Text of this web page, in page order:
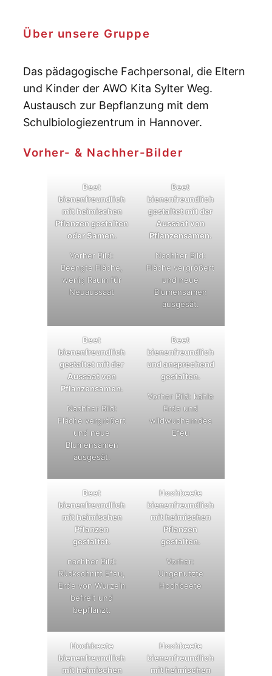
Über unsere Gruppe
Das pädagogische Fachpersonal, die Eltern
und Kinder der AWO Kita Sylter Weg.
Austausch zur Bepflanzung mit dem
Schulbiologiezentrum in Hannover.
Vorher- & Nachher-Bilder
Beet
bienenfreundlich
mit heimischen
Pflanzen gestalten
oder Samen.
Vorher Bild:
Beengte Fläche,
wenig Raum für
Neuaussaat
Beet
bienenfreundlich
gestaltet mit der
Aussaat von
Pflanzensamen.
Nachher Bild:
Fläche vergrößert
und neue
Blumensamen
ausgesät.
Beet
bienenfreundlich
gestaltet mit der
Aussaat von
Pflanzensamen.
Nachher Bild:
Fläche vergrößert
und neue
Blumensamen
ausgesät.
Beet
bienenfreundlich
und ansprechend
gestalten.
Vorher Bild: kahle
Erde und
wildwucherndes
Efeu
Beet
bienenfreundlich
mit heimischen
Pflanzen
gestaltet.
nachher Bild:
Rückschnitt Efeu,
Erde von Wurzeln
befreit und
bepflanzt.
Hochbeete
bienenfreundlich
mit heimischen
Pflanzen
gestalten.
Vorher:
Ungenutzte
Hochbeete
Hochbeete
bienenfreundlich
mit heimischen
Hochbeete
bienenfreundlich
mit heimischen